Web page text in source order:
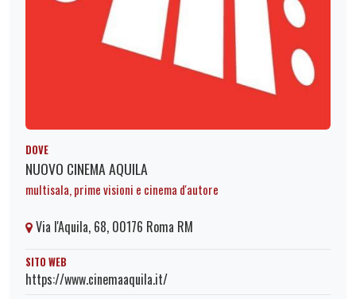
DOVE
NUOVO CINEMA AQUILA
multisala, prime visioni e cinema d'autore
Via l'Aquila, 68, 00176 Roma RM
SITO WEB
https://www.cinemaaquila.it/